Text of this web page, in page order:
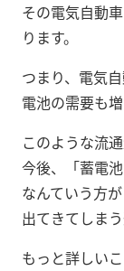
その電気自動
ります。
つまり、電気
電池の需要も増
このような流
今後、「蓄電
なんていう方が
出てきてしま
もっと詳しい